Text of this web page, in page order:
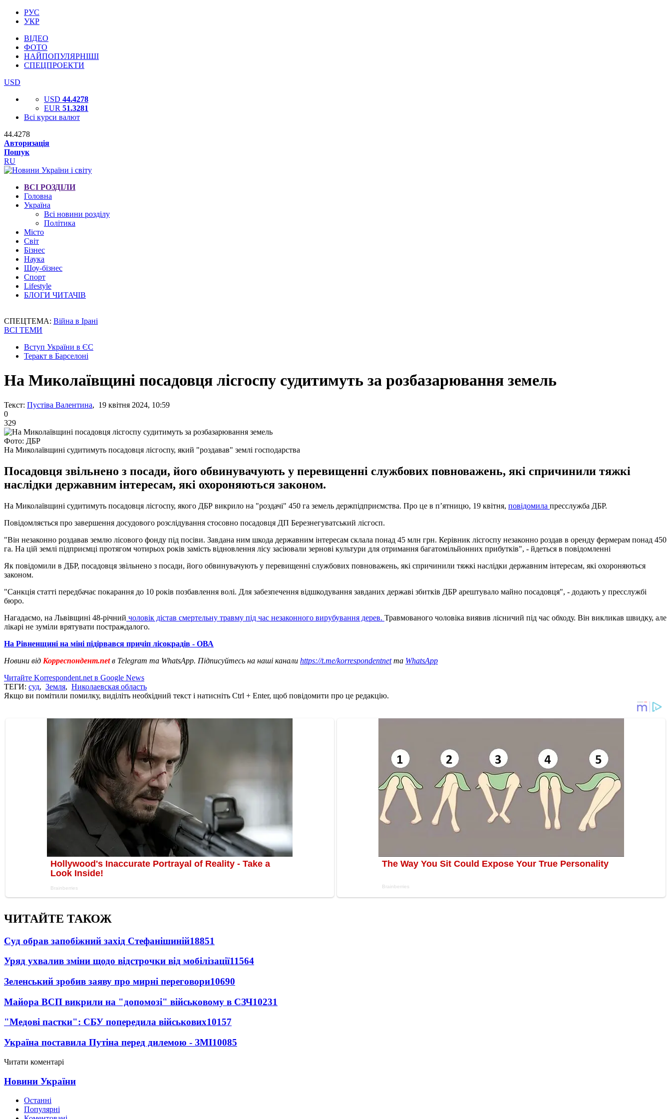
РУС
УКР
ВІДЕО
ФОТО
НАЙПОПУЛЯРНІШІ
СПЕЦПРОЕКТИ
USD
USD 44.4278
EUR 51.3281
Всі курси валют
44.4278
Авторизація
Пошук
RU
ВСІ РОЗДІЛИ
Головна
Україна
Всі новини розділу
Політика
Місто
Світ
Бізнес
Наука
Шоу-бізнес
Спорт
Lifestyle
БЛОГИ ЧИТАЧІВ
СПЕЦТЕМА: Війна в Ірані
ВСІ ТЕМИ
Вступ України в ЄС
Теракт в Барселоні
На Миколаївщині посадовця лісгоспу судитимуть за розбазарювання земель
Текст: Пустіва Валентина, 19 квітня 2024, 10:59
0
329
Фото: ДБР
На Миколаївщині судитимуть посадовця лісгоспу, який "роздавав" землі господарства
Посадовця звільнено з посади, його обвинувачують у перевищенні службових повноважень, які спричинили тяжкі
наслідки державним інтересам, які охороняються законом.
На Миколаївщині судитимуть посадовця лісгоспу, якого ДБР викрило на "роздачі" 450 га земель держпідприємства. Про це в п’ятницю, 19 квітня, повідомила пресслужба ДБР.
Повідомляється про завершення досудового розслідування стосовно посадовця ДП Березнегуватський лісгосп.
"Він незаконно роздавав землю лісового фонду під посіви. Завдана ним шкода державним інтересам склала понад 45 млн грн. Керівник лісгоспу незаконно роздав в оренду фермерам понад 450
га. На цій землі підприємці протягом чотирьох років замість відновлення лісу засіювали зернові культури для отримання багатомільйонних прибутків", - йдеться в повідомленні
Як повідомили в ДБР, посадовця звільнено з посади, його обвинувачують у перевищенні службових повноважень, які спричинили тяжкі наслідки державним інтересам, які охороняються
законом.
"Санкція статті передбачає покарання до 10 років позбавлення волі. Для забезпечення відшкодування завданих державі збитків ДБР арештувало майно посадовця", - додають у пресслужбі
бюро.
Нагадаємо, на Львівщині 48-річний чоловік дістав смертельну травму під час незаконного вирубування дерев. Травмованого чоловіка виявив лісничий під час обходу. Він викликав швидку, але
лікарі не зуміли врятувати постраждалого.
На Рівненщині на міні підірвався причіп лісокрадів - ОВА
Новини від Корреспондент.netв Telegram та WhatsApp. Підписуйтесь на наші канали https://t.me/korrespondentnetта WhatsApp
Читайте Korrespondent.net в Google News
ТЕГИ: суд, Земля, Николаевская область
Якщо ви помітили помилку, виділіть необхідний текст і натисніть Ctrl + Enter, щоб повідомити про це редакцію.
ЧИТАЙТЕ ТАКОЖ
Суд обрав запобіжний захід Стефанішиній18851
Уряд ухвалив зміни щодо відстрочки від мобілізації11564
Зеленський зробив заяву про мирні переговори10690
Майора ВСП викрили на "допомозі" військовому в СЗЧ10231
"Медові пастки": СБУ попередила військових10157
Україна поставила Путіна перед дилемою - ЗМІ10085
Читати коментарі
Новини України
Останні
Популярні